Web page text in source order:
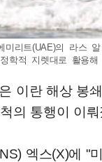
미리트(UAE)의 라
적 지렛대로 활용
이란 해상 봉
의 통행이 이
엑스(X)에 "